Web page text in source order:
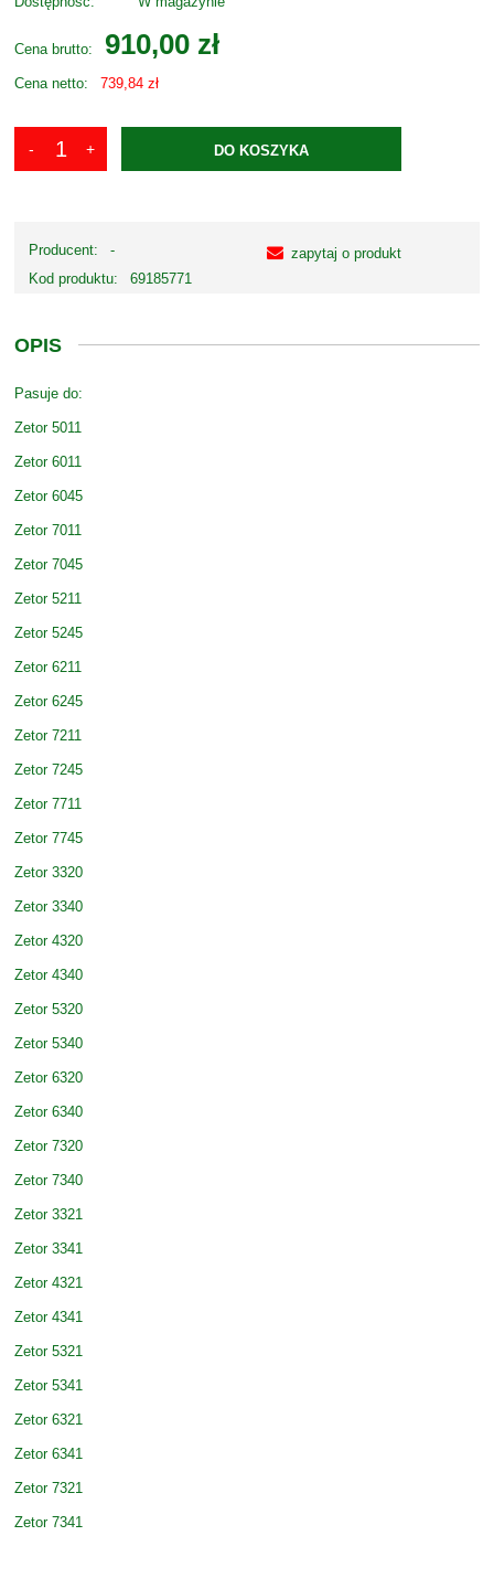
Cena brutto: 910,00 zł
Cena netto: 739,84 zł
DO KOSZYKA
Producent:
-
Kod produktu:
69185771
zapytaj o produkt
OPIS
Pasuje do:
Zetor 5011
Zetor 6011
Zetor 6045
Zetor 7011
Zetor 7045
Zetor 5211
Zetor 5245
Zetor 6211
Zetor 6245
Zetor 7211
Zetor 7245
Zetor 7711
Zetor 7745
Zetor 3320
Zetor 3340
Zetor 4320
Zetor 4340
Zetor 5320
Zetor 5340
Zetor 6320
Zetor 6340
Zetor 7320
Zetor 7340
Zetor 3321
Zetor 3341
Zetor 4321
Zetor 4341
Zetor 5321
Zetor 5341
Zetor 6321
Zetor 6341
Zetor 7321
Zetor 7341